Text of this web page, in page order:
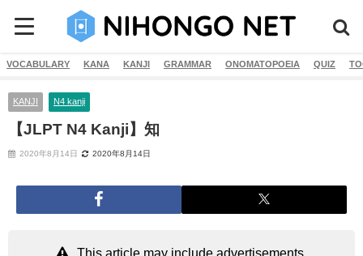
VOCABULARY KANA KANJI GRAMMAR ONOMATOPOEIA QUIZ
KANJI N4 kanji
【JLPT N4 Kanji】知
2020年8月14日 2020年8月14日
This article may include advertisements.